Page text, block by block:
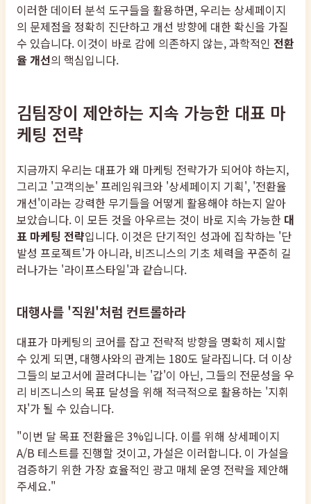
이러한 데이터 분석 도구들을 활용하면, 우리는 상세페이지
의 문제점을 정확히 진단하고 개선 방향에 대한 확신을 가질
수 있습니다. 이것이 바로 감에 의존하지 않는, 과학적인 전환
율 개선의 핵심입니다.
김팀장이 제안하는 지속 가능한 대표 마
케팅 전략
지금까지 우리는 대표가 왜 마케팅 전략가가 되어야 하는지,
그리고 '고객의눈' 프레임워크와 '상세페이지 기획', '전환율
개선'이라는 강력한 무기들을 어떻게 활용해야 하는지 알아
보았습니다. 이 모든 것을 아우르는 것이 바로 지속 가능한 대
표 마케팅 전략입니다. 이것은 단기적인 성과에 집착하는 '단
발성 프로젝트'가 아니라, 비즈니스의 기초 체력을 꾸준히 길
러나가는 '라이프스타일'과 같습니다.
대행사를 '직원'처럼 컨트롤하라
대표가 마케팅의 코어를 잡고 전략적 방향을 명확히 제시할
수 있게 되면, 대행사와의 관계는 180도 달라집니다. 더 이상
그들의 보고서에 끌려다니는 '갑'이 아닌, 그들의 전문성을 우
리 비즈니스의 목표 달성을 위해 적극적으로 활용하는 '지휘
자'가 될 수 있습니다.
"이번 달 목표 전환율은 3%입니다. 이를 위해 상세페이지
A/B 테스트를 진행할 것이고, 가설은 이러합니다. 이 가설을
검증하기 위한 가장 효율적인 광고 매체 운영 전략을 제안해
주세요."